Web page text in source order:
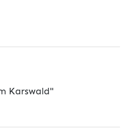
Karswald"